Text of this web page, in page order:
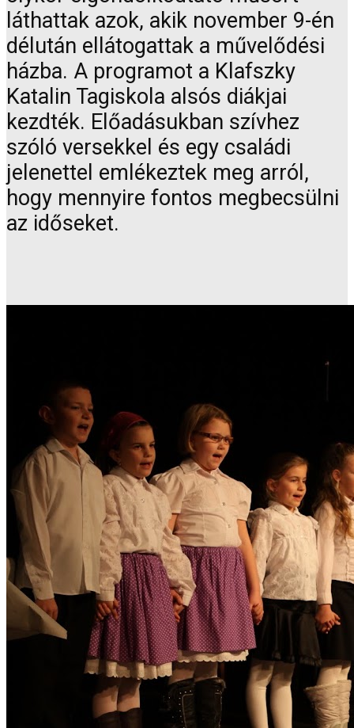
láthattak azok, akik november 9-én
délután ellátogattak a művelődési
házba. A programot a Klafszky
Katalin Tagiskola alsós diákjai
kezdték. Előadásukban szívhez
szóló versekkel és egy családi
jelenettel emlékeztek meg arról,
hogy mennyire fontos megbecsülni
az időseket.